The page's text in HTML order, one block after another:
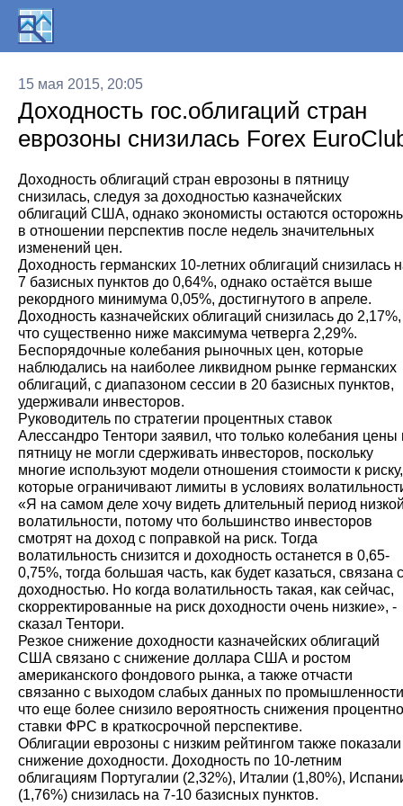
15 мая 2015, 20:05
Доходность гос.облигаций стран
еврозоны снизилась Forex
Доходность облигаций стран еврозоны в пятницу
снизилась, следуя за доходностью казначейских
облигаций США, однако экономисты остаются
в отношении перспектив после недель значительных
изменений цен.
Доходность германских 10-летних облигаций снизилась
7 базисных пунктов до 0,64%, однако остаётся выше
рекордного минимума 0,05%, достигнутого в апреле.
Доходность казначейских облигаций снизилась до 2,17%,
что существенно ниже максимума четверга 2,29%.
Беспорядочные колебания рыночных цен, которые
наблюдались на наиболее ликвидном рынке германских
облигаций, с диапазоном сессии в 20 базисных пунктов,
удерживали инвесторов.
Руководитель по стратегии процентных ставок
Алессандро Тентори заявил, что только колебания цены
пятницу не могли сдерживать инвесторов, поскольку
многие используют модели отношения стоимости к риску,
которые ограничивают лимиты в условиях
«Я на самом деле хочу видеть длительный период
волатильности, потому что большинство инвесторов
смотрят на доход с поправкой на риск. Тогда
волатильность снизится и доходность останется в 0,65-
0,75%, тогда большая часть, как будет казаться, связана с
доходностью. Но когда волатильность такая, как сейчас,
скорректированные на риск доходности очень низкие», -
сказал Тентори.
Резкое снижение доходности казначейских облигаций
США связано с снижение доллара США и ростом
американского фондового рынка, а также отчасти
связанно с выходом слабых данных по
что еще более снизило вероятность снижения
ставки ФРС в краткосрочной перспективе.
Облигации еврозоны с низким рейтингом также показали
снижение доходности. Доходность по 10-летним
облигациям Португалии (2,32%), Италии (1,80%),
(1,76%) снизилась на 7-10 базисных пунктов.